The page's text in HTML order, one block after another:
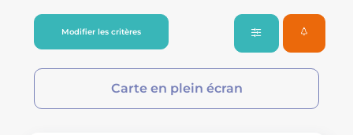
Modifier les critères
Carte en plein écran